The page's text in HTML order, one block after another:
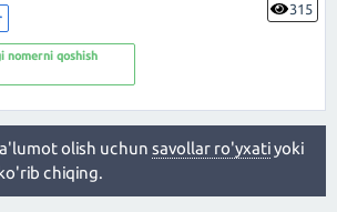
315
nomerni qoshish
olish uchun savollar ro'yxatiyoki
chiqing.